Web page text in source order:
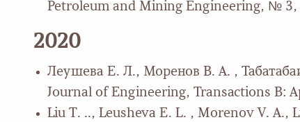
Petroleum and Mining Engineering, № 3,
2020
Леушева Е. Л., Моренов В. А. ,
Journal of Engineering, Transactions B:
Liu T. .., Leusheva E. L. , Morenov V. A.,